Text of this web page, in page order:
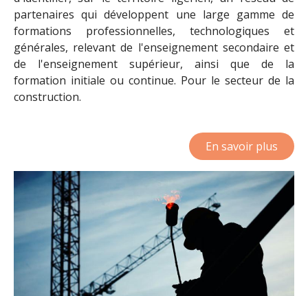
partenaires qui développent une large gamme de
formations professionnelles, technologiques et
générales, relevant de l'enseignement secondaire et
de l'enseignement supérieur, ainsi que de la
formation initiale ou continue. Pour le secteur de la
construction.
En savoir plus